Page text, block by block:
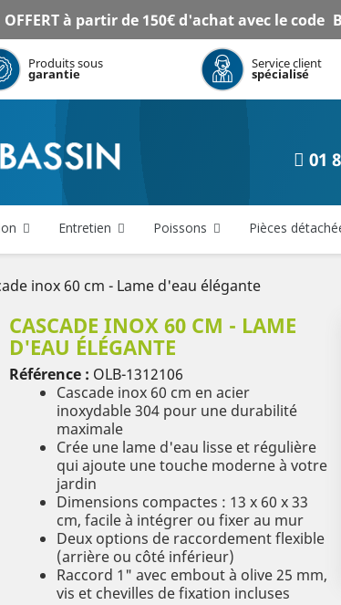
OFFERT à partir de 150€ d'achat avec le code
Produits sous
garantie
Service client
spécialisé
01
Entretien Poissons Pièces
inox 60 cm - Lame d'eau élégante
CASCADE INOX 60 CM - LAME
D'EAU ÉLÉGANTE
Référence : OLB-1312106
Cascade inox 60 cm en acier
inoxydable 304 pour une durabilité
maximale
Crée une lame d'eau lisse et régulière
qui ajoute une touche moderne à votre
jardin
Dimensions compactes : 13 x 60 x 33
cm, facile à intégrer ou fixer au mur
Deux options de raccordement flexible
(arrière ou côté inférieur)
Raccord 1" avec embout à olive 25 mm,
vis et chevilles de fixation incluses